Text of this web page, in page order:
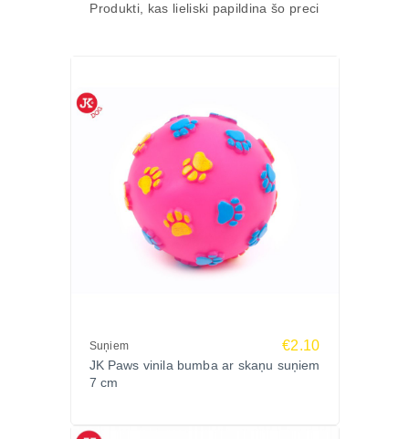
Produkti, kas lieliski papildina šo preci
Suņiem €2.10
JK Paws vinila bumba ar skaņu suņiem
7 cm